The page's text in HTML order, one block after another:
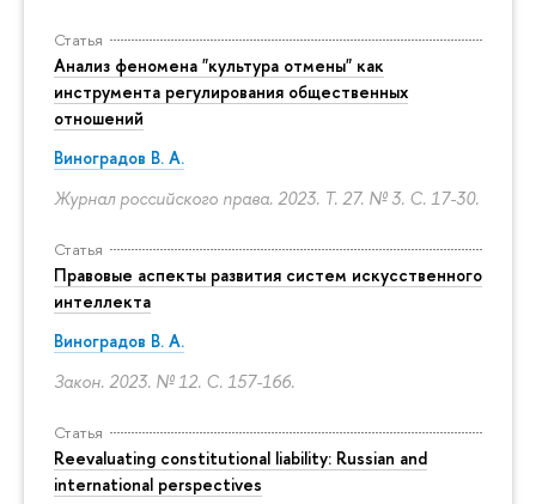
Статья
Анализ феномена "культура отмены" как
инструмента регулирования общественных
отношений
Виноградов В. А.
Журнал российского права. 2023. Т. 27. № 3. С. 17-30.
Статья
Правовые аспекты развития систем искусственного
интеллекта
Виноградов В. А.
Закон. 2023. № 12. С. 157-166.
Статья
Reevaluating constitutional liability: Russian and
international perspectives